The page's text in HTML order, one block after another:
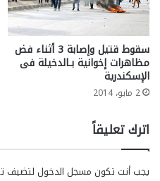
سقوط قتيل وإصابة 3 أثناء فض
مظاهرات إخوانية بـالدخيلة فى
الإسكندرية
2 مايو، 2014
اترك تعليقاً
يجب أنت تكون مسجل الدخول لتضيف